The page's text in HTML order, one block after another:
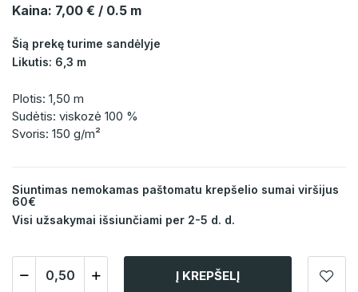
Kaina: 7,00 € / 0.5 m
Šią prekę turime sandėlyje
Likutis: 6,3 m
Plotis: 1,50 m
Sudėtis: viskozė 100 %
Svoris: 150 g/m²
Siuntimas nemokamas paštomatu krepšelio sumai viršijus
60€
Visi užsakymai išsiunčiami per 2-5 d. d.
Į KREPŠELĮ